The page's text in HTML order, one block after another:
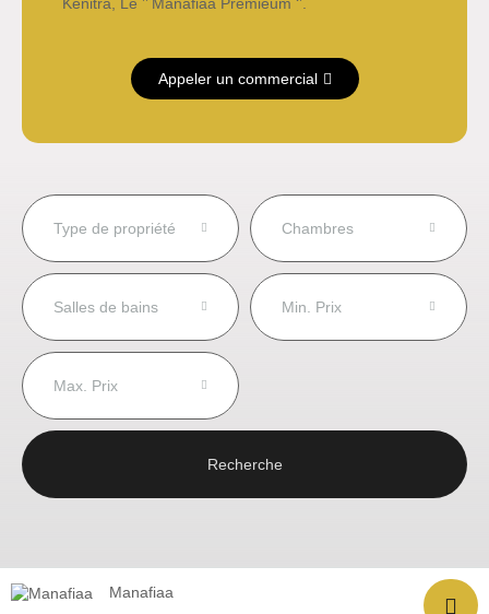
Appeler un commercial
Type de propriété Chambres
Salles de bains Min. Prix
Max. Prix
Recherche
Manafiaa